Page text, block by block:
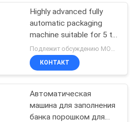
фильтруя
43
Highly advanced fully
automatic packaging
machine suitable for 5 to
50 kilograms of
powdered materials
КОНТАКТ
Автоматическая
машина для заполнения
банка порошком для